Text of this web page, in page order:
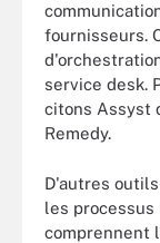
fournisseurs.
service desk.
citons Assyst
Remedy.
D'autres
les processus
comprennent